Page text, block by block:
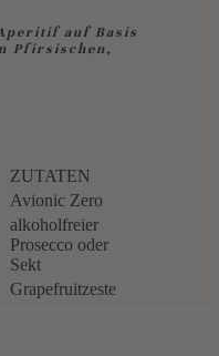
auf Basis
Pfirsischen,
ZUTATEN
Avionic Zero
alkoholfreier
Prosecco oder
Sekt
Grapefruitzeste